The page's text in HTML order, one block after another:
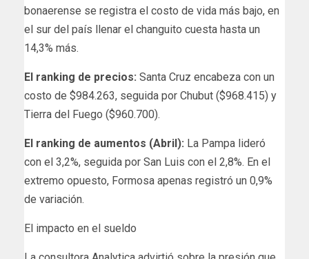
bonaerense se registra el costo de vida más bajo, en
el sur del país llenar el changuito cuesta hasta un
14,3% más.
El ranking de precios: Santa Cruz encabeza con un
costo de $984.263, seguida por Chubut ($968.415) y
Tierra del Fuego ($960.700).
El ranking de aumentos (Abril): La Pampa lideró
con el 3,2%, seguida por San Luis con el 2,8%. En el
extremo opuesto, Formosa apenas registró un 0,9%
de variación.
El impacto en el sueldo